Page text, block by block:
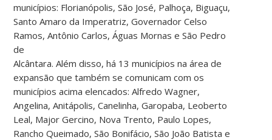
municípios: Florianópolis, São José, Palhoça, Biguaçu,
Santo Amaro da Imperatriz, Governador Celso
Ramos, Antônio Carlos, Águas Mornas e São Pedro
de
Alcântara. Além disso, há 13 municípios na área de
expansão que também se comunicam com os
municípios acima elencados: Alfredo Wagner,
Angelina, Anitápolis, Canelinha, Garopaba, Leoberto
Leal, Major Gercino, Nova Trento, Paulo Lopes,
Rancho Queimado, São Bonifácio, São João Batista e